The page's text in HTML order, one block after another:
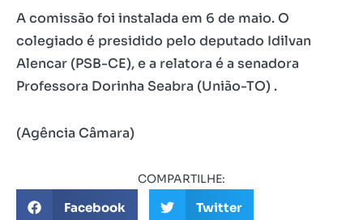
A comissão foi instalada em 6 de maio. O
colegiado é presidido pelo deputado Idilvan
Alencar (PSB-CE), e a relatora é a senadora
Professora Dorinha Seabra (União-TO) .
(Agência Câmara)
COMPARTILHE:
Facebook Twitter